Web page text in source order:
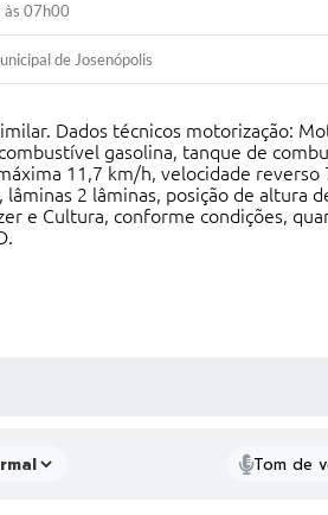
07h00
de Josenópolis
Dados técnicos
gasolina, tanque de
11,7 km/h, velocidade
2 lâminas, posição de altura
e Cultura, conforme condições,
Tom de